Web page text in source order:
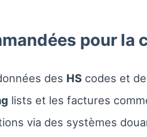
pour la
des HS codes et
lists et les factures
via des systèmes